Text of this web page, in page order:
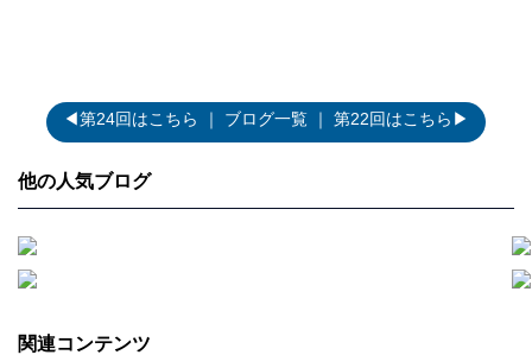
◀第24回はこちら ｜ ブログ一覧 ｜ 第22回はこちら▶
他の人気ブログ
関連コンテンツ